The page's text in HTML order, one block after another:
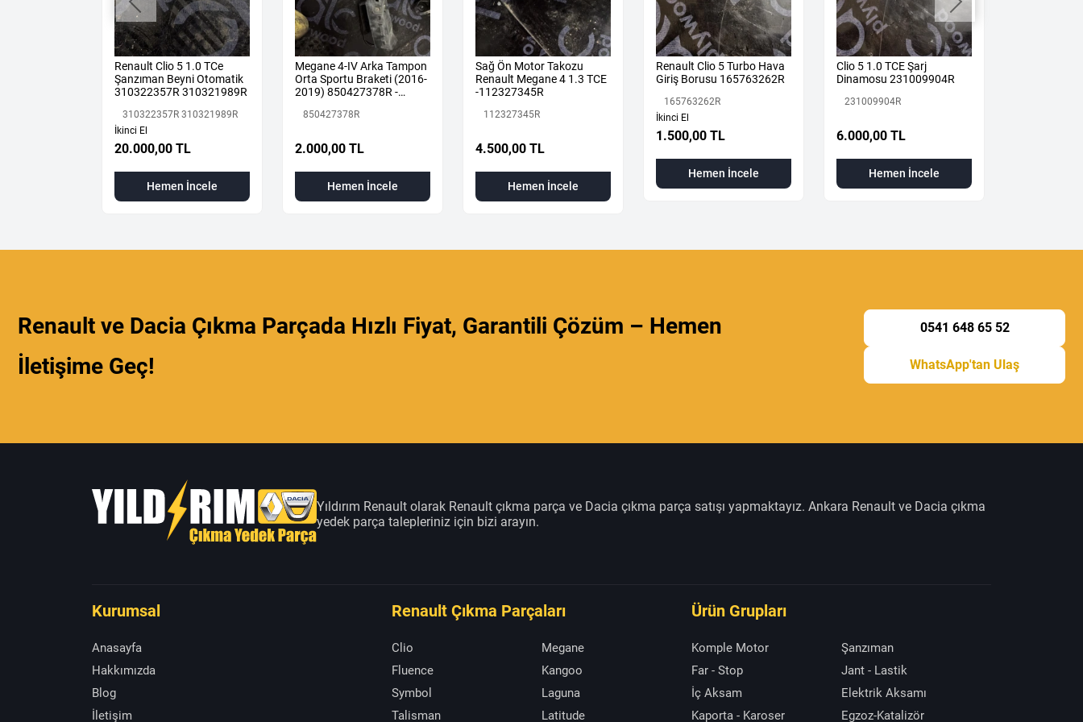
Renault Clio 5 1.0 TCe
Şanzıman Beyni Otomatik
310322357R 310321989R
310322357R 310321989R
İkinci El
20.000,00 TL
Hemen İncele
Megane 4-IV Arka Tampon
Orta Sportu Braketi (2016-
2019) 850427378R -
850427378R
2.000,00 TL
Hemen İncele
Sağ Ön Motor Takozu
Renault Megane 4 1.3 TCE
-112327345R
112327345R
4.500,00 TL
Hemen İncele
Renault Clio 5 Turbo Hava
Giriş Borusu 165763262R
165763262R
İkinci El
1.500,00 TL
Hemen İncele
Clio 5 1.0 TCE Şarj
Dinamosu 231009904R
231009904R
6.000,00 TL
Hemen İncele
Renault ve Dacia Çıkma Parçada Hızlı Fiyat, Garantili Çözüm – Hemen
İletişime Geç!
0541 648 65 52
WhatsApp'tan Ulaş
Yıldırım Renault olarak Renault çıkma parça ve Dacia çıkma parça satışı yapmaktayız. Ankara Renault ve Dacia çıkma
yedek parça talepleriniz için bizi arayın.
Kurumsal
Anasayfa
Hakkımızda
Blog
İletişim
Renault Çıkma Parçaları
Clio
Megane
Fluence
Kangoo
Symbol
Laguna
Talisman
Latitude
Ürün Grupları
Komple Motor
Şanzıman
Far - Stop
Jant - Lastik
İç Aksam
Elektrik Aksamı
Kaporta - Karoser
Egzoz-Katalizör